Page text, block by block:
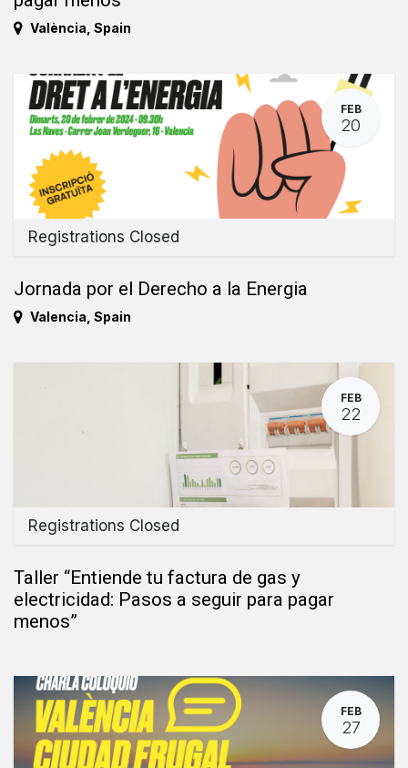
València Spain
FEB
20
Registrations Closed
Jornada por el Derecho a la Energia
Valencia Spain
FEB
22
Registrations Closed
Taller “Entiende tu factura de gas y
electricidad: Pasos a seguir para pagar
menos”
FEB
27